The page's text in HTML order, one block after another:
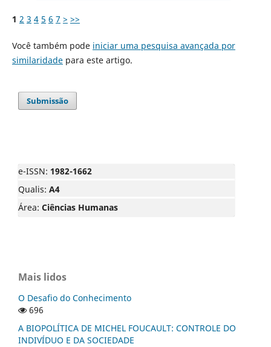
1 2 3 4 5 6 7 > >>
Você também pode iniciar uma pesquisa avançada por
similaridadepara este artigo.
Submissão
e-ISSN: 1982-1662
Qualis: A4
Área: Ciências Humanas
Mais lidos
O Desafio do Conhecimento
696
A BIOPOLÍTICA DE MICHEL FOUCAULT: CONTROLE DO
INDIVÍDUO E DA SOCIEDADE